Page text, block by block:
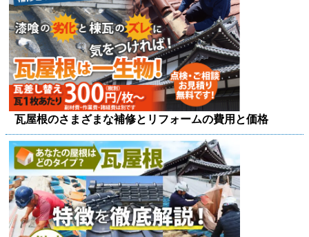
瓦屋根のさまざまな補修とリフォームの費用と価格